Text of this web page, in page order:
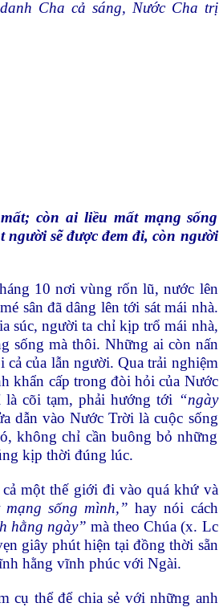
danh Cha cả sáng, Nước Cha trị
còn ai liều mất mạng sống
sẽ được đem đi, còn người
10 nơi vùng rốn lũ, nước lên
sân đã dâng lên tới sát mái nhà.
súc, người ta chỉ kịp trổ mái nhà,
sống mà thôi. Những ai còn nấn
cả của lẫn người. Qua trải nghiệm
khẩn cấp trong đòi hỏi của Nước
cõi tạm, phải hướng tới “ngày
dẫn vào Nước Trời là cuộc sống
không chỉ cần buông bỏ những
kịp thời đúng lúc.
một thế giới đi vào quá khứ và
mạng sống mình,” hay nói cách
hằng ngày”mà theo Chúa (x. Lc
giây phút hiện tại đồng thời sẵn
hằng vĩnh phúc với Ngài.
cụ thể để chia sẻ với những anh